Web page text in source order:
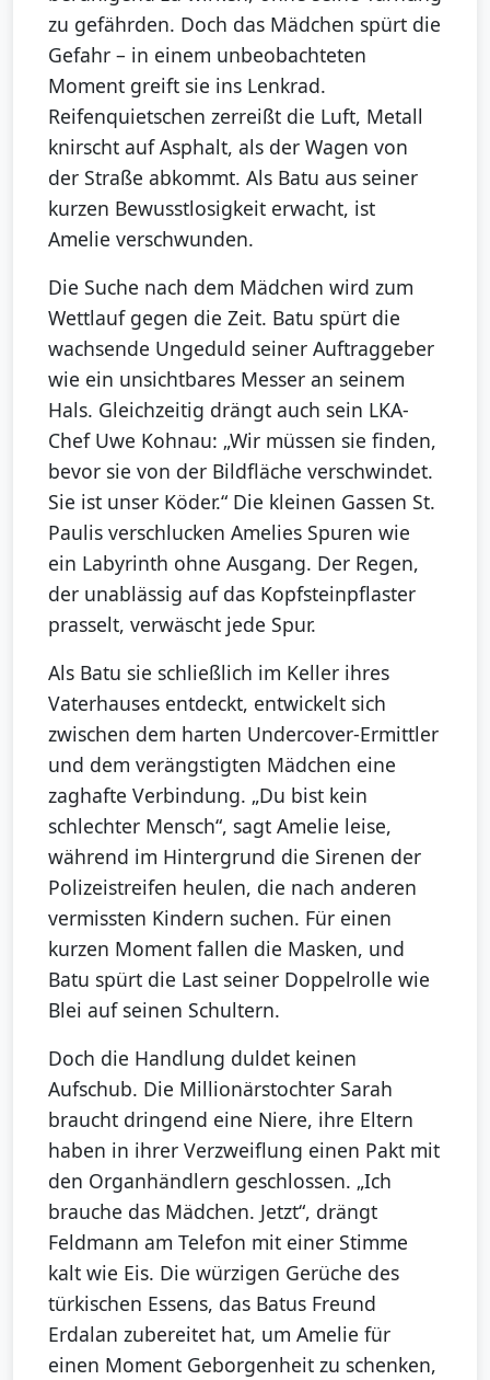
zu gefährden. Doch das Mädchen spürt die
Gefahr – in einem unbeobachteten
Moment greift sie ins Lenkrad.
Reifenquietschen zerreißt die Luft, Metall
knirscht auf Asphalt, als der Wagen von
der Straße abkommt. Als Batu aus seiner
kurzen Bewusstlosigkeit erwacht, ist
Amelie verschwunden.
Die Suche nach dem Mädchen wird zum
Wettlauf gegen die Zeit. Batu spürt die
wachsende Ungeduld seiner Auftraggeber
wie ein unsichtbares Messer an seinem
Hals. Gleichzeitig drängt auch sein LKA-
Chef Uwe Kohnau: „Wir müssen sie finden,
bevor sie von der Bildfläche verschwindet.
Sie ist unser Köder.“ Die kleinen Gassen St.
Paulis verschlucken Amelies Spuren wie
ein Labyrinth ohne Ausgang. Der Regen,
der unablässig auf das Kopfsteinpflaster
prasselt, verwäscht jede Spur.
Als Batu sie schließlich im Keller ihres
Vaterhauses entdeckt, entwickelt sich
zwischen dem harten Undercover-Ermittler
und dem verängstigten Mädchen eine
zaghafte Verbindung. „Du bist kein
schlechter Mensch“, sagt Amelie leise,
während im Hintergrund die Sirenen der
Polizeistreifen heulen, die nach anderen
vermissten Kindern suchen. Für einen
kurzen Moment fallen die Masken, und
Batu spürt die Last seiner Doppelrolle wie
Blei auf seinen Schultern.
Doch die Handlung duldet keinen
Aufschub. Die Millionärstochter Sarah
braucht dringend eine Niere, ihre Eltern
haben in ihrer Verzweiflung einen Pakt mit
den Organhändlern geschlossen. „Ich
brauche das Mädchen. Jetzt“, drängt
Feldmann am Telefon mit einer Stimme
kalt wie Eis. Die würzigen Gerüche des
türkischen Essens, das Batus Freund
Erdalan zubereitet hat, um Amelie für
einen Moment Geborgenheit zu schenken,